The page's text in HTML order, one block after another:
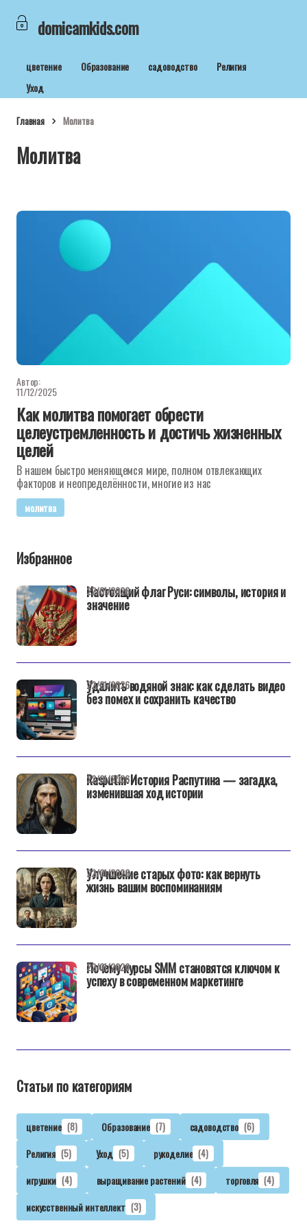
domicamkids.com
цветение Образование садоводство
Религия
Уход
Главная Молитва
Молитва
Автор:
11/12/2025
Как молитва помогает обрести
целеустремленность и достичь жизненных
целей
В нашем быстро меняющемся мире, полном отвлекающих
факторов и неопределённости, многие из нас
молитва
Избранное
Настоящий флаг Руси: символы, история и
значение
22/01/2026
Удалить водяной знак: как сделать видео
без помех и сохранить качество
22/01/2026
Rasputin: История Распутина — загадка,
изменившая ход истории
22/01/2026
Улучшение старых фото: как вернуть
жизнь вашим воспоминаниям
22/01/2026
Почему курсы SMM становятся ключом к
успеху в современном маркетинге
22/01/2026
Статьи по категориям
цветение (8) Образование (7) садоводство (6)
Религия (5) Уход (5) рукоделие (4)
игрушки (4) выращивание растений (4) торговля (4)
искусственный интеллект (3)